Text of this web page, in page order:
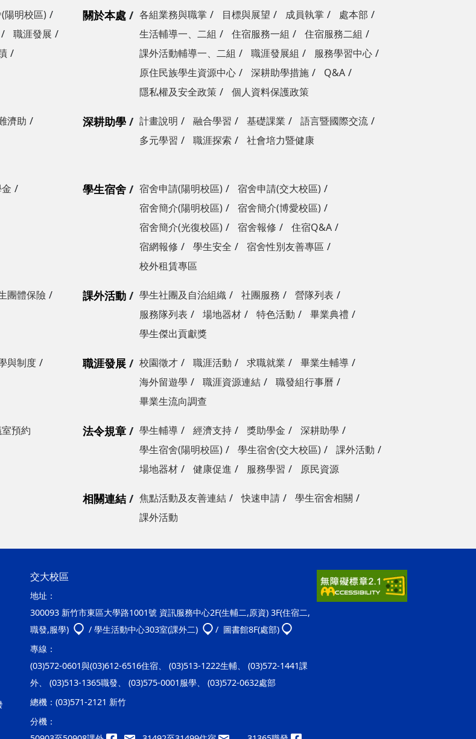
陽明校區)
職涯發展
關於本處 各組業務與職掌 目標與展望 成員執掌
處本部
生活輔導一、二組
住宿服務一組
住宿服務二組
課外活動輔導一、二組
職涯發展組
服務學習中心
原住民族學生資源中心
深耕助學措施
Q&A
隱私權及安全政策
個人資料保護政策
濟助
深耕助學 計畫說明 融合學習 基礎課業
語言暨國際交流
多元學習
職涯探索 社會培力暨健康
學生宿舍 宿舍申請(陽明校區)
宿舍申請(交大校區)
宿舍簡介(陽明校區)
宿舍簡介(博愛校區)
宿舍簡介(光復校區)
宿舍報修
住宿Q&A
宿網報修
學生安全
宿舍性別友善專區
校外租賃專區
團體保險
課外活動 學生社團及自治組織 社團服務
營隊列表
服務隊列表
場地器材 特色活動
畢業典禮
學生傑出貢獻獎
與制度
職涯發展 校園徵才 職涯活動 求職就業
畢業生輔導
海外留遊學
職涯資源連結
職發組行事曆
畢業生流向調查
預約 法令規章 學生輔導 經濟支持 獎助學金
深耕助學
學生宿舍(陽明校區)
學生宿舍(交大校區)
課外活動
場地器材
健康促進 服務學習 原民資源
相關連結 焦點活動及友善連結 快速申請
學生宿舍相關
課外活動
交大校區
地址：
300093 新竹市東區大學路1001號 資訊服務中心2F(生輔二,原資) 3F(住宿二,
職發,服學)
/ 學生活動中心303室(課外二)
/ 圖書館8F(處部)
專線：
(03)572-0601與(03)612-6516住宿、 (03)513-1222生輔、 (03)572-1441課
外、 (03)513-1365職發、 (03)575-0001服學、 (03)572-0632處部
總機：(03)571-2121 新竹
分機：